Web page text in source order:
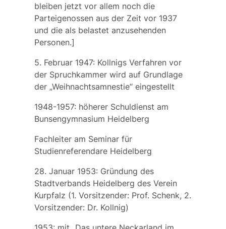
bleiben jetzt vor allem noch die
Parteigenossen aus der Zeit vor 1937
und die als belastet anzusehenden
Personen.]
5. Februar 1947: Kollnigs Verfahren vor
der Spruchkammer wird auf Grundlage
der „Weihnachtsamnestie“ eingestellt
1948-1957: höherer Schuldienst am
Bunsengymnasium Heidelberg
Fachleiter am Seminar für
Studienreferendare Heidelberg
28. Januar 1953: Gründung des
Stadtverbands Heidelberg des Verein
Kurpfalz (1. Vorsitzender: Prof. Schenk, 2.
Vorsitzender: Dr. Kollnig)